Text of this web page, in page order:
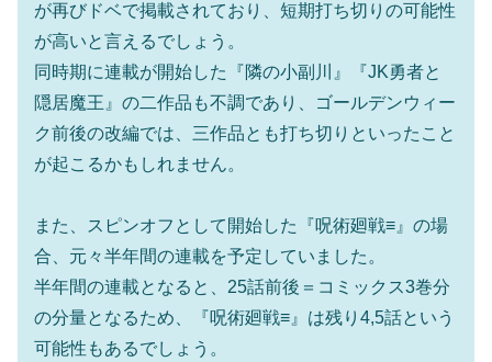
が再びドベで掲載されており、短期打ち切りの可能性
が高いと言えるでしょう。
同時期に連載が開始した『隣の小副川』『JK勇者と
隠居魔王』の二作品も不調であり、ゴールデンウィー
ク前後の改編では、三作品とも打ち切りといったこと
が起こるかもしれません。
また、スピンオフとして開始した『呪術廻戦≡』の場
合、元々半年間の連載を予定していました。
半年間の連載となると、25話前後＝コミックス3巻分
の分量となるため、『呪術廻戦≡』は残り4,5話という
可能性もあるでしょう。